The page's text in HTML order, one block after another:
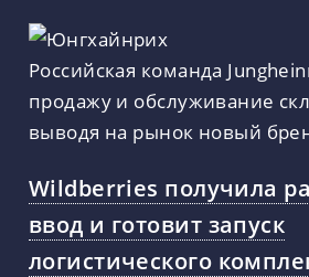
Российская команда
продажу и обслуживание
выводя на рынок новый
Wildberries получила
ввод и готовит запуск
логистического